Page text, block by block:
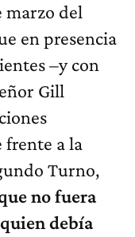
marzo del
en presencia
–y con
Gill
frente a la
Turno,
no fuera
debía